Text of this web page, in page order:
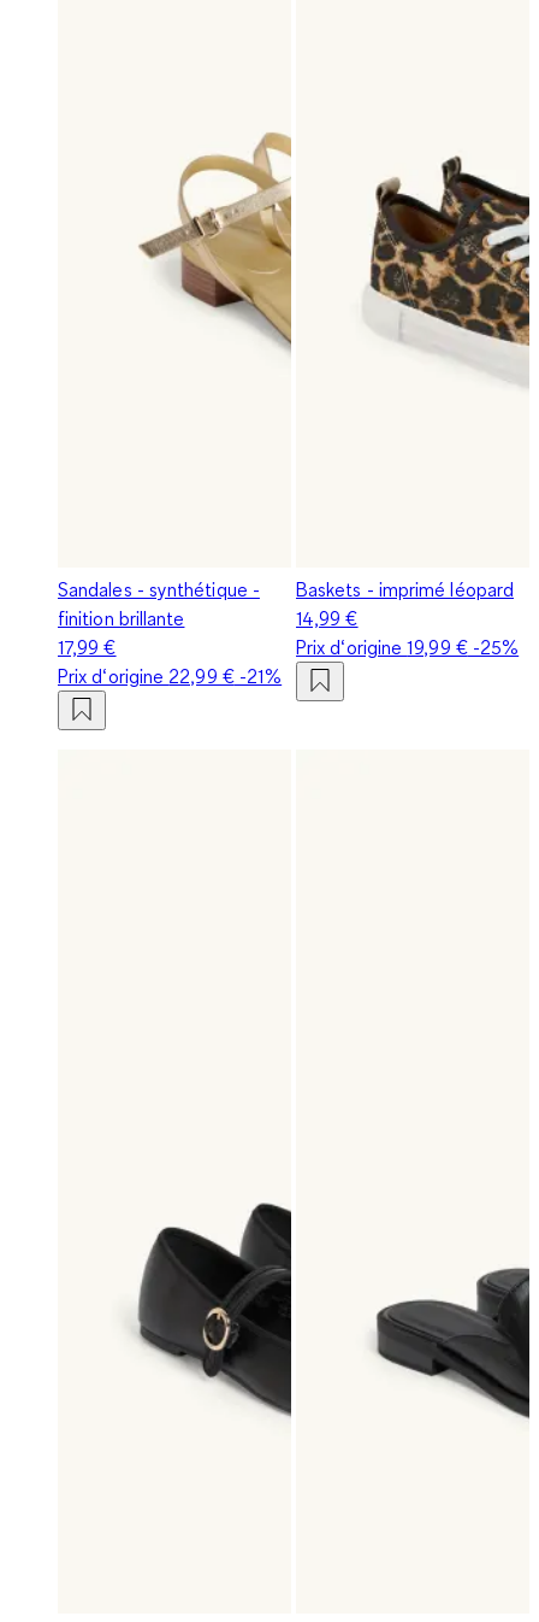
Sandales - synthétique -
finition brillante
17,99 €
Prix d‘origine 22,99 €-21%
Baskets - imprimé léopard
14,99 €
Prix d‘origine19,99 €-25%